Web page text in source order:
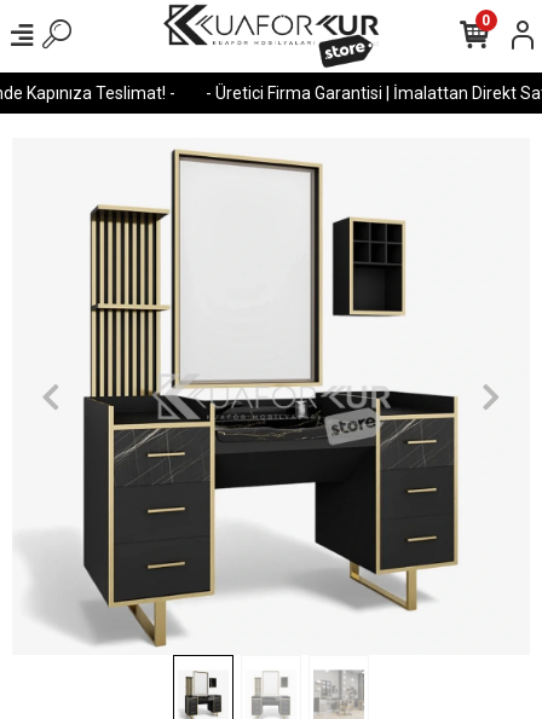
Kapınıza Teslimat! - - Üretici Firma Garantisi | İmalattan Direkt
0